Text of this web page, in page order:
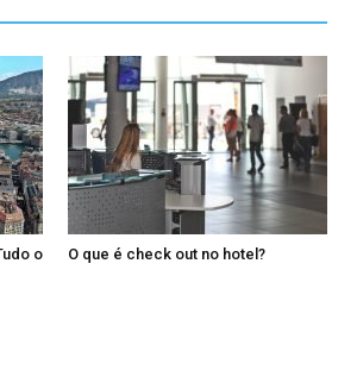
o
O que é check out no hotel?